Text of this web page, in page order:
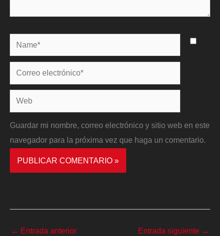
Name*
Correo
electrónico*
Web
Guardar mi nombre, correo electrónico y sitio web en este
navegador para la próxima vez que haga un comentario.
← Entrada anterior Entrada siguiente →